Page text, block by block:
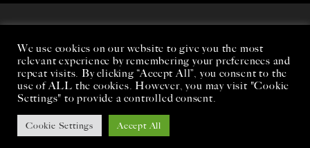
We use cookies on our website to give you the most
relevant experience by remembering your preferences and
repeat visits. By clicking “Accept All”, you consent to the
use of ALL the cookies. However, you may visit "Cookie
Settings" to provide a controlled consent.
Cookie Settings Accept All